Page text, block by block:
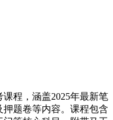
程，涵盖2025年最新笔
题卷等内容。课程包含